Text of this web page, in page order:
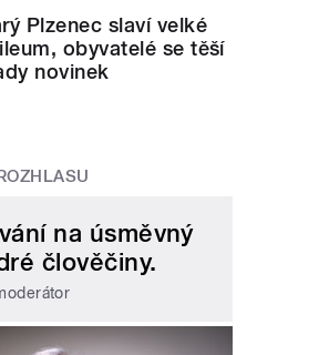
Plzenec slaví velké
obyvatelé se těší
novinek
na úsměvný
člověčiny.